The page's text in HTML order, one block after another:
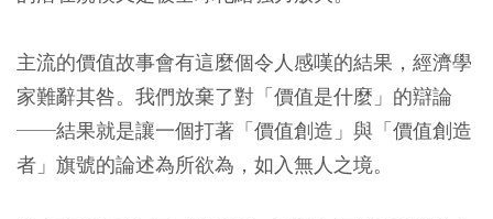
主流的價值故事會有這麼個令人感嘆的結果，經濟學
家難辭其咎。我們放棄了對「價值是什麼」的辯論
──結果就是讓一個打著「價值創造」與「價值創造
者」旗號的論述為所欲為，如入無人之境。